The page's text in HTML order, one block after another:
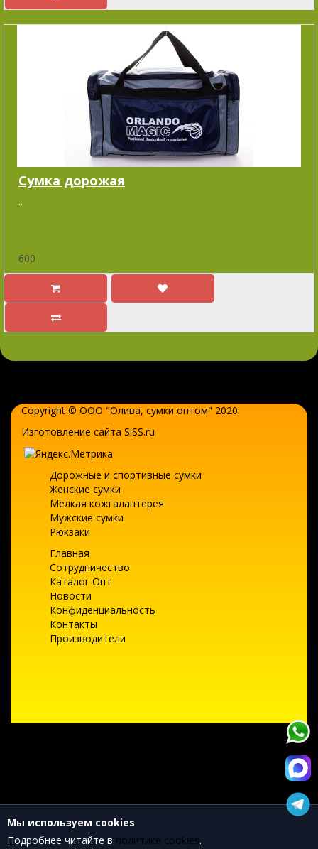
Cумка дорожая
..
600
Copyright © ООО "Олива, сумки оптом" 2020
Изготовление сайта SiSS.ru
Дорожные и спортивные сумки
Женские сумки
Мелкая кожгалантерея
Мужские сумки
Рюкзаки
Главная
Сотрудничество
Каталог Опт
Новости
Конфиденциальность
Контакты
Производители
Мы используем cookies
Подробнее читайте в политике cookies.